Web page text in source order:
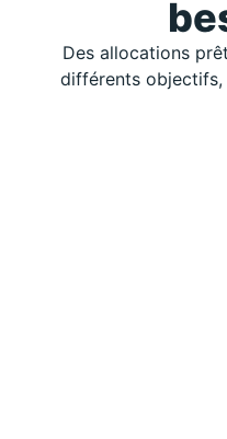
Des allocations
différents objectifs,